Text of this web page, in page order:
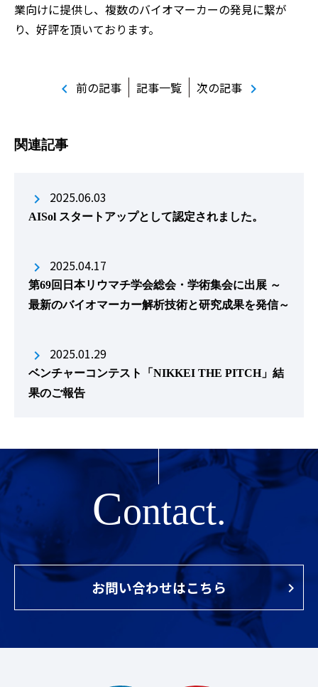
業向けに提供し、複数のバイオマーカーの発見に繋が
り、好評を頂いております。
chevron_left 前の記事 記事一覧 次の記事 chevron_right
関連記事
2025.06.03
AISol スタートアップとして認定されました。
2025.04.17
第69回日本リウマチ学会総会・学術集会に出展 ～
最新のバイオマーカー解析技術と研究成果を発信～
2025.01.29
ベンチャーコンテスト「NIKKEI THE PITCH」結
果のご報告
Contact.
お問い合わせはこちら